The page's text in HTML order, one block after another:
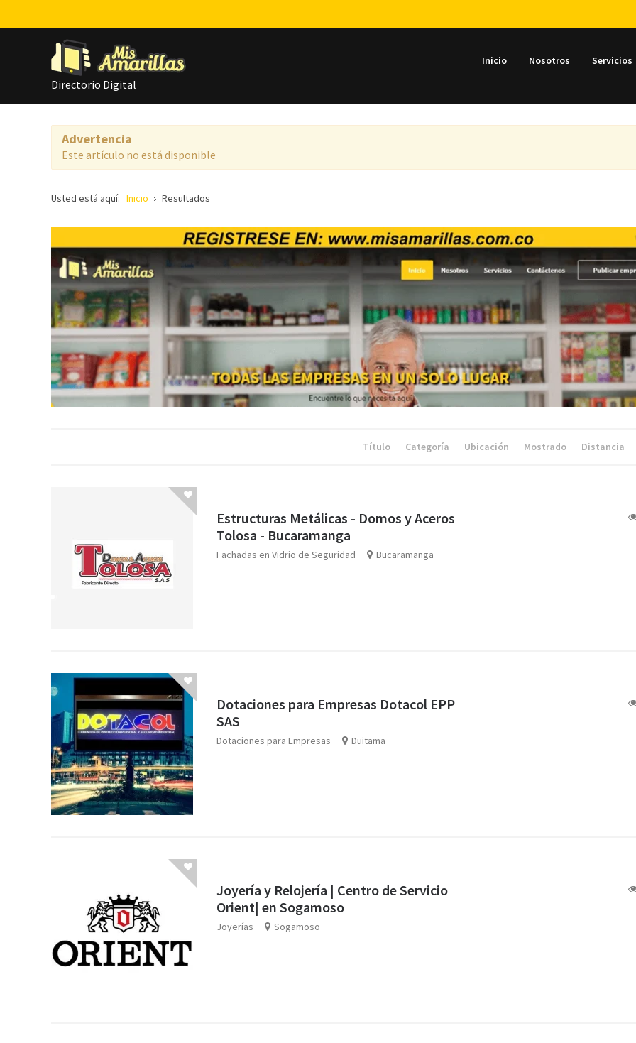
Directorio Digital
Inicio Nosotros Servicios
Advertencia
Este artículo no está disponible
Usted está aquí: Inicio Resultados
Título Categoría Ubicación Mostrado Distancia
Estructuras Metálicas - Domos y Aceros
Tolosa - Bucaramanga
Fachadas en Vidrio de Seguridad Bucaramanga
Dotaciones para Empresas Dotacol EPP
SAS
Dotaciones para Empresas Duitama
Joyería y Relojería | Centro de Servicio
Orient| en Sogamoso
Joyerías Sogamoso